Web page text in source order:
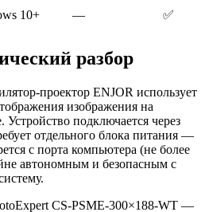
10+ — ✅
разбор
проектор ENJOR использует
изображения на
подключается через
отдельного блока питания —
с порта компьютера (не более
автономным и безопасным с
CS-PSME-300×188-WT —